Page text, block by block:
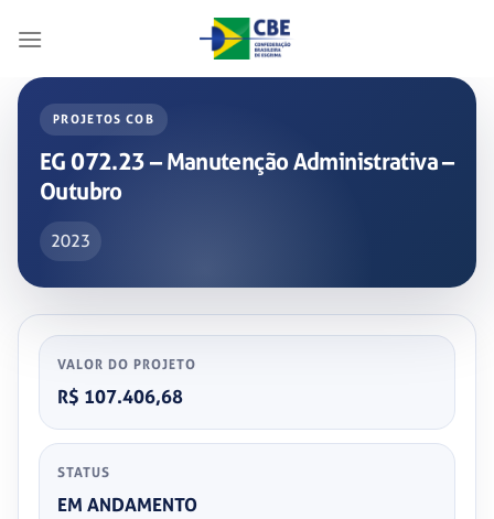
PROJETOS COB
EG 072.23 – Manutenção Administrativa –
Outubro
2023
VALOR DO PROJETO
R$ 107.406,68
STATUS
EM ANDAMENTO